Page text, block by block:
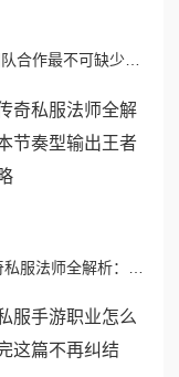
传奇sf团队合作最不可缺少哪个职业？道士六大核心价值解析